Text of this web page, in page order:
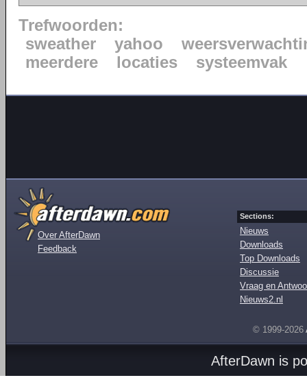
Trefwoorden:
sweather
yahoo
meerdere
locaties systeemvak
Over AfterDawn
Feedback
Sections:
Nieuws
Downloads
Top Downloads
Discussie
Vraag en
Nieuws2.nl
© 1999-2026
AfterDawn is